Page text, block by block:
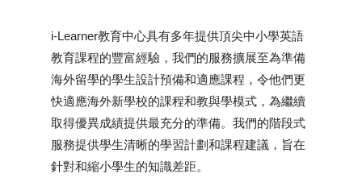
i-Learner教育中心具有多年提供頂尖中小學英語
教育課程的豐富經驗，我們的服務擴展至為準備
海外留學的學生設計預備和適應課程，令他們更
快適應海外新學校的課程和教與學模式，為繼續
取得優異成績提供最充分的準備。我們的階段式
服務提供學生清晰的學習計劃和課程建議，旨在
針對和縮小學生的知識差距。